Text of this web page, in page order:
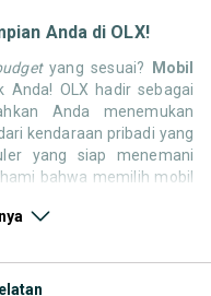
Anda di OLX!
yang sesuai? Mobil
Anda! OLX hadir sebagai
Anda menemukan
kendaraan pribadi yang
yang siap menemani
bahwa memilih mobil
di seluruh Indonesia.
Anda!